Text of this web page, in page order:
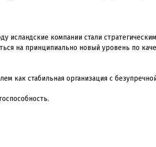
исландские компании стали
на принципиально новый уровень по
как стабильная организация с